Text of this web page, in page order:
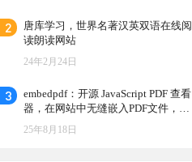
2
唐库学习，世界名著汉英双语在线阅
读朗读网站
24年2月24日
3
embedpdf：开源 JavaScript PDF 查看
器，在网站中无缝嵌入PDF文件，在
网页中接入 PDF viewer，轻松做个文
档站
25年8月18日